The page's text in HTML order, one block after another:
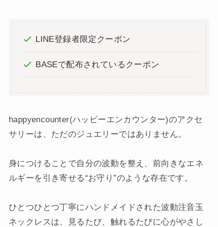
LINE登録者限定クーポン
BASEで配布されているクーポン
happyencounter(ハッピーエンカウンター)のアクセ
サリーは、ただのジュエリーではありません。
身につけることで自分の波動を整え、前向きなエネ
ルギーを引き寄せる“お守り”のような存在です。
ひとつひとつ丁寧にハンドメイドされた波動注音玉
ネックレスは、見るたび、触れるたびに心がやさし